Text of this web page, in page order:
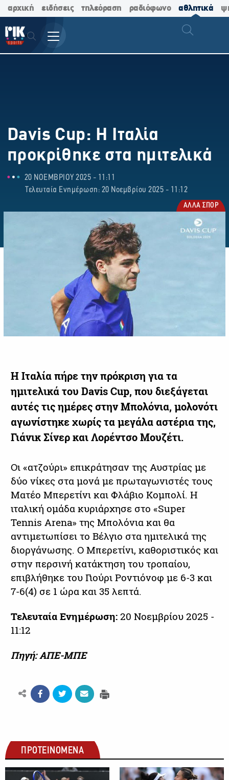
αρχική ειδήσεις τηλεόραση ραδιόφωνο αθλητικά
Davis Cup: Η Ιταλία
προκρίθηκε στα ημιτελικά
20 ΝΟΕΜΒΡΙΟΥ 2025 - 11:11
Τελευταία Ενημέρωση: 20 Νοεμβρίου 2025 - 11:12
ΑΛΛΑ ΣΠΟΡ
Η Ιταλία πήρε την πρόκριση για τα
ημιτελικά του Davis Cup, που διεξάγεται
αυτές τις ημέρες στην Μπολόνια, μολονότι
αγωνίστηκε χωρίς τα μεγάλα αστέρια της,
Γιάνικ Σίνερ και Λορέντσο Μουζέτι.
Οι «ατζούρι» επικράτησαν της Αυστρίας με
δύο νίκες στα μονά με πρωταγωνιστές τους
Ματέο Μπερετίνι και Φλάβιο Κομπολί. Η
ιταλική ομάδα κυριάρχησε στο «Super
Tennis Arena» της Μπολόνια και θα
αντιμετωπίσει το Βέλγιο στα ημιτελικά της
διοργάνωσης. Ο Μπερετίνι, καθοριστικός και
στην περσινή κατάκτηση του τροπαίου,
επιβλήθηκε του Γιούρι Ροντιόνοφ με 6-3 και
7-6(4) σε 1 ώρα και 35 λεπτά.
Τελευταία Ενημέρωση:20 Νοεμβρίου 2025 -
11:12
Πηγή: ΑΠΕ-ΜΠΕ
ΠΡΟΤΕΙΝΟΜΕΝΑ
ΑΛΛΑ ΣΠΟΡ ΑΛΛΑ ΣΠΟΡ